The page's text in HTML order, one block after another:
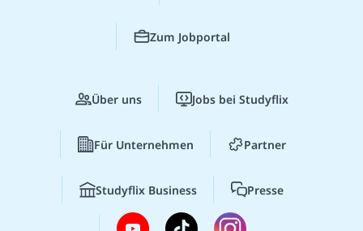
Zum Jobportal
Über uns Jobs bei Studyflix
Für Unternehmen Partner
Studyflix Business Presse